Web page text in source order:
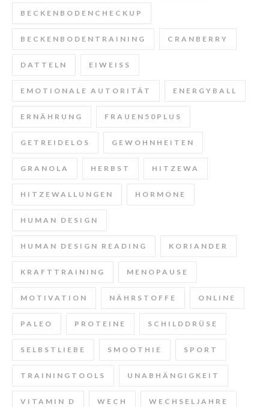
BECKENBODENCHECKUP
BECKENBODENTRAINING CRANBERRY
DATTELN EIWEISS
EMOTIONALE AUTORITÄT ENERGYBALL
ERNÄHRUNG FRAUEN50PLUS
GETREIDELOS GEWOHNHEITEN
GRANOLA HERBST HITZEWA
HITZEWALLUNGEN HORMONE
HUMAN DESIGN
HUMAN DESIGN READING KORIANDER
KRAFTTRAINING MENOPAUSE
MOTIVATION NÄHRSTOFFE ONLINE
PALEO PROTEINE SCHILDDRÜSE
SELBSTLIEBE SMOOTHIE SPORT
TRAININGTOOLS UNABHÄNGIGKEIT
VITAMIN D WECH WECHSELJAHRE